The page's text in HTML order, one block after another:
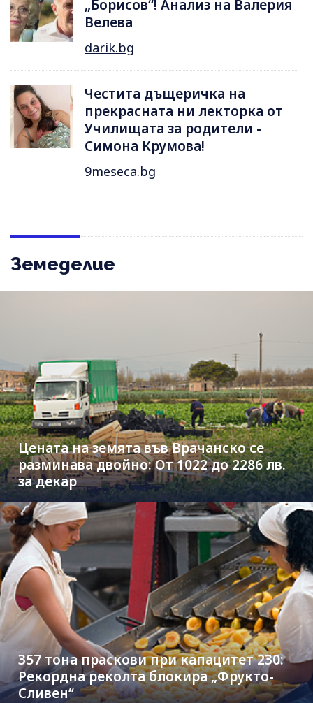
„Борисов“! Анализ на Валерия
Велева
darik.bg
Честита дъщеричка на
прекрасната ни лекторка от
Училищата за родители -
Симона Крумова!
9meseca.bg
Земеделие
Цената на земята във Врачанско се
разминава двойно: От 1022 до 2286 лв.
за декар
357 тона праскови при капацитет 230:
Рекордна реколта блокира „Фрукто-
Сливен“